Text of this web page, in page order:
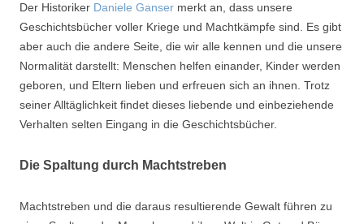
Der Historiker Daniele Ganser merkt an, dass unsere
Geschichtsbücher voller Kriege und Machtkämpfe sind. Es gibt
aber auch die andere Seite, die wir alle kennen und die unsere
Normalität darstellt: Menschen helfen einander, Kinder werden
geboren, und Eltern lieben und erfreuen sich an ihnen. Trotz
seiner Alltäglichkeit findet dieses liebende und einbeziehende
Verhalten selten Eingang in die Geschichtsbücher.
Die Spaltung durch Machtstreben
Machtstreben und die daraus resultierende Gewalt führen zu